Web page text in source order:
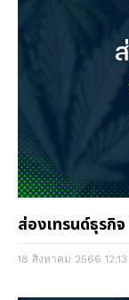
ส่องเทรนด์ธุรกิ
18 สิงหาคม 2566 12:13